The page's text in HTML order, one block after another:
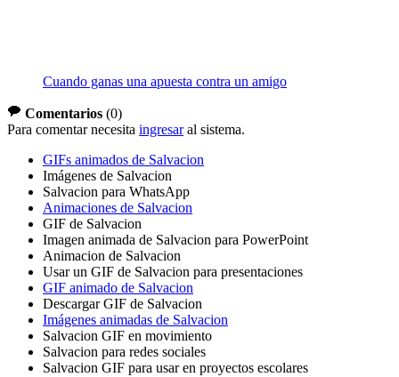
Cuando ganas una apuesta contra un amigo
Comentarios (0)
Para comentar necesita ingresaral sistema.
GIFs animados de Salvacion
Imágenes de Salvacion
Salvacion para WhatsApp
Animaciones de Salvacion
GIF de Salvacion
Imagen animada de Salvacion para PowerPoint
Animacion de Salvacion
Usar un GIF de Salvacion para presentaciones
GIF animado de Salvacion
Descargar GIF de Salvacion
Imágenes animadas de Salvacion
Salvacion GIF en movimiento
Salvacion para redes sociales
Salvacion GIF para usar en proyectos escolares